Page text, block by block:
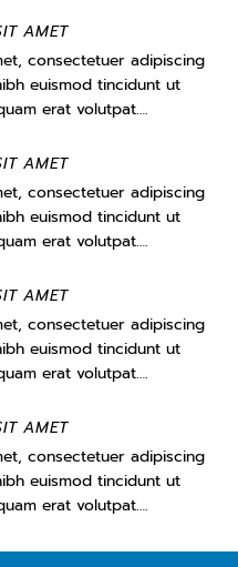
AMET
consectetuer adipiscing
euismod tincidunt ut
erat volutpat….
AMET
consectetuer adipiscing
euismod tincidunt ut
erat volutpat….
AMET
consectetuer adipiscing
euismod tincidunt ut
erat volutpat….
AMET
consectetuer adipiscing
euismod tincidunt ut
erat volutpat….